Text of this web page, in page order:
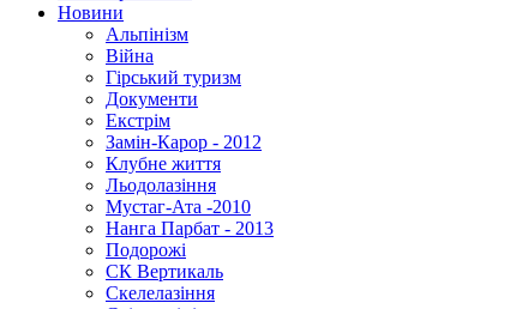
Новини
Альпінізм
Війна
Гірський туризм
Документи
Екстрім
Замін-Карор - 2012
Клубне життя
Льодолазіння
Мустаг-Ата -2010
Нанга Парбат - 2013
Подорожі
СК Вертикаль
Скелелазіння